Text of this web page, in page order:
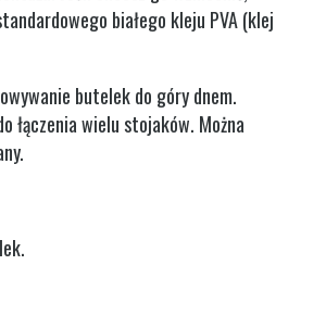
białego kleju PVA (klej
butelek do góry dnem.
łączenia wielu stojaków. Można